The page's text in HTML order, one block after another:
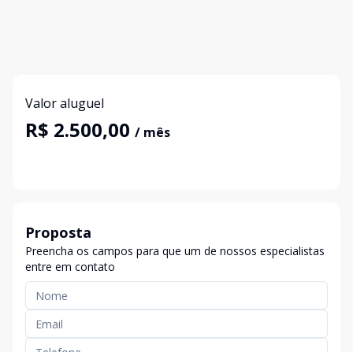
Valor aluguel
R$ 2.500,00 / mês
Proposta
Preencha os campos para que um de nossos especialistas
entre em contato